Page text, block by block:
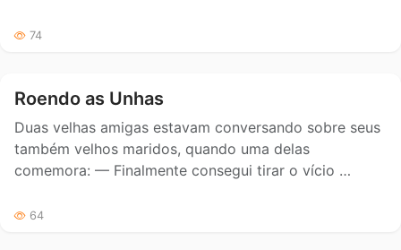
74
Roendo as Unhas
Duas velhas amigas estavam conversando sobre seus
também velhos maridos, quando uma delas
comemora: — Finalmente consegui tirar o vício …
64